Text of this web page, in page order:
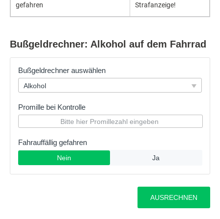
gefahren
Strafanzeige!
Bußgeldrechner: Alkohol auf dem Fahrrad